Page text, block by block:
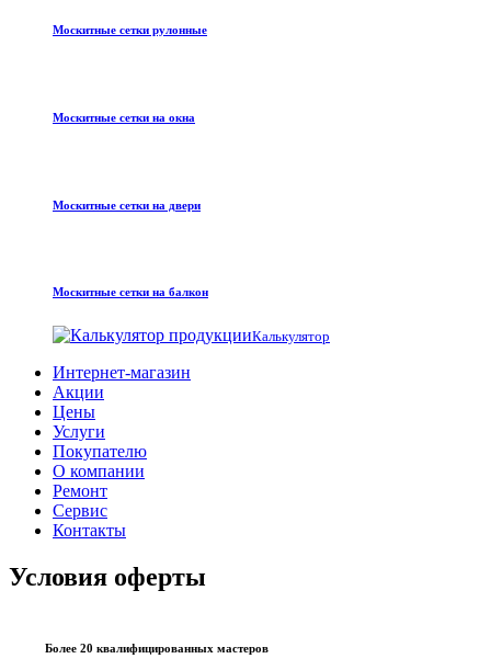
Москитные сетки рулонные
Москитные сетки на окна
Москитные сетки на двери
Москитные сетки на балкон
Калькулятор
Интернет-магазин
Акции
Цены
Услуги
Покупателю
О компании
Ремонт
Сервис
Контакты
Условия оферты
Более 20 квалифицированных мастеров